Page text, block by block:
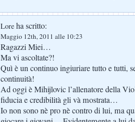
Lore ha scritto:
Maggio 12th, 2011 alle 10:23
Ragazzi Miei…
Ma vi ascoltate?!
Quì è un continuo ingiuriare tutto e tutti,
continuità!
Ad oggi è Mihijlovic l’allenatore della
fiducia e credibilità gli và mostrata…
Io non sono nè pro nè contro di lui, ma